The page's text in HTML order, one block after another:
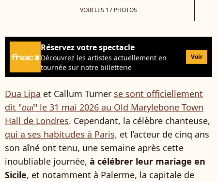
VOIR LES 17 PHOTOS
Réservez votre spectacle
Découvrez les artistes actuellement en
tournée sur notre billetterie
Voir
Dua Lipa et Callum Turner se sont officiellement
dit "oui" le 31 mai 2026 au Old Marylebone Town
Hall de Londres. Cependant, la célèbre chanteuse,
qui a ses habitudes à Paris, et l’acteur de cinq ans
son aîné ont tenu, une semaine après cette
inoubliable journée, à célébrer leur mariage en
Sicile, et notamment à Palerme, la capitale de